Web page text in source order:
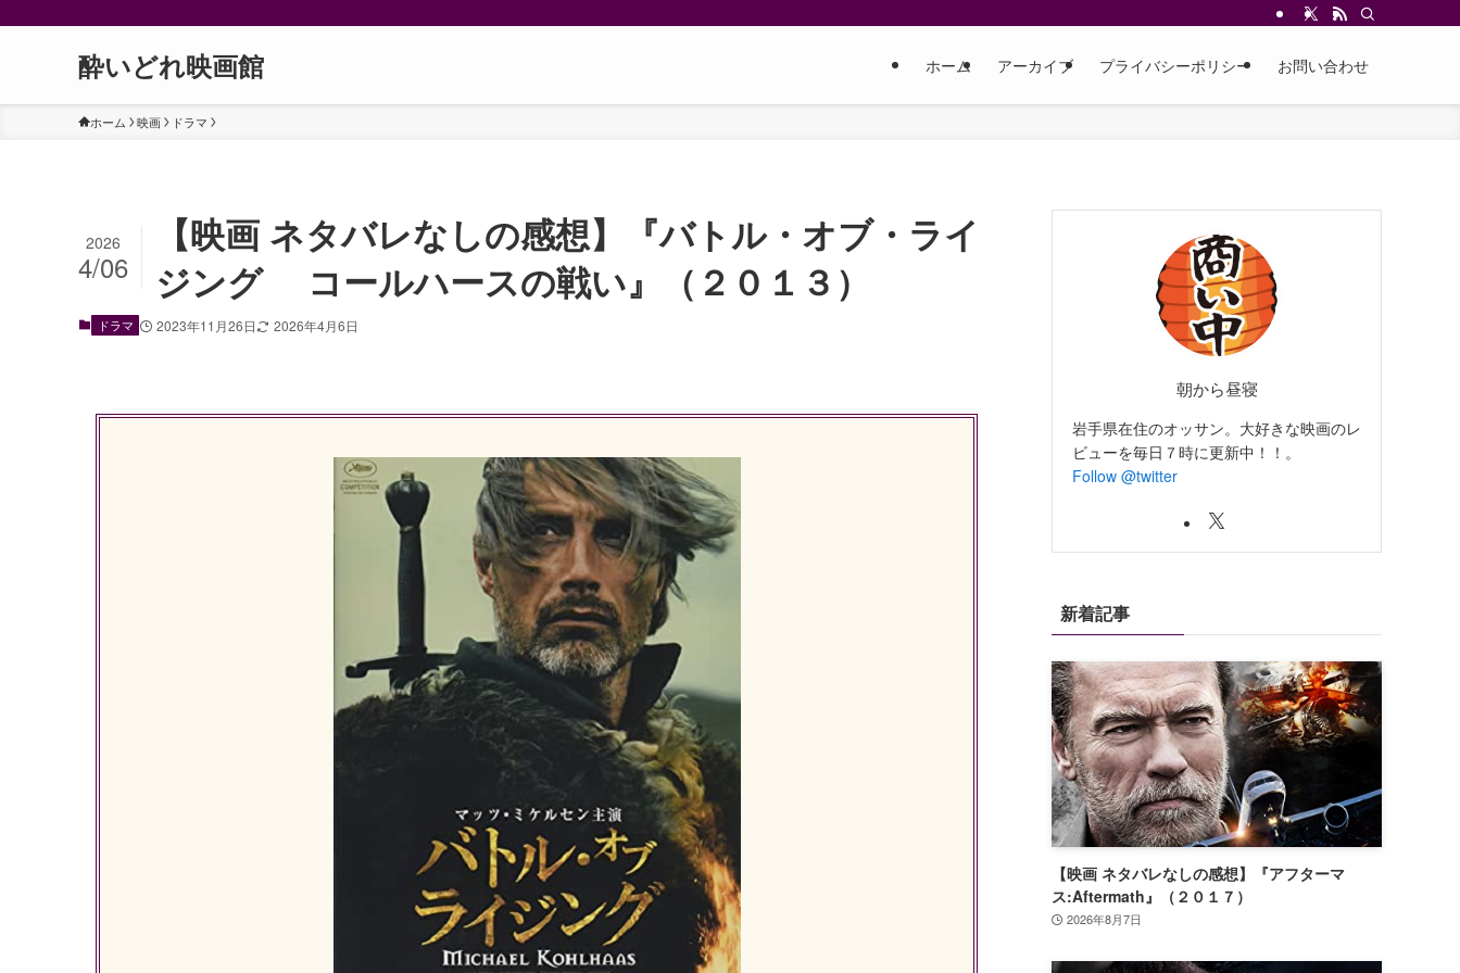
酔いどれ映画館 ホーム アーカイブ プライバシーポリシー お問い合わせ
ホーム 映画 ドラマ
【映画 ネタバレなしの感想】『バトル・オブ・ライ
ジング コールハースの戦い』（２０１３）
2026
4/06
ドラマ 2023年11月26日 2026年4月6日
朝から昼寝
岩手県在住のオッサン。大好きな映画のレ
ビューを毎日７時に更新中！！。
Follow @twitter
新着記事
【映画 ネタバレなしの感想】『アフターマ
ス:Aftermath』（２０１７）
2026年8月7日